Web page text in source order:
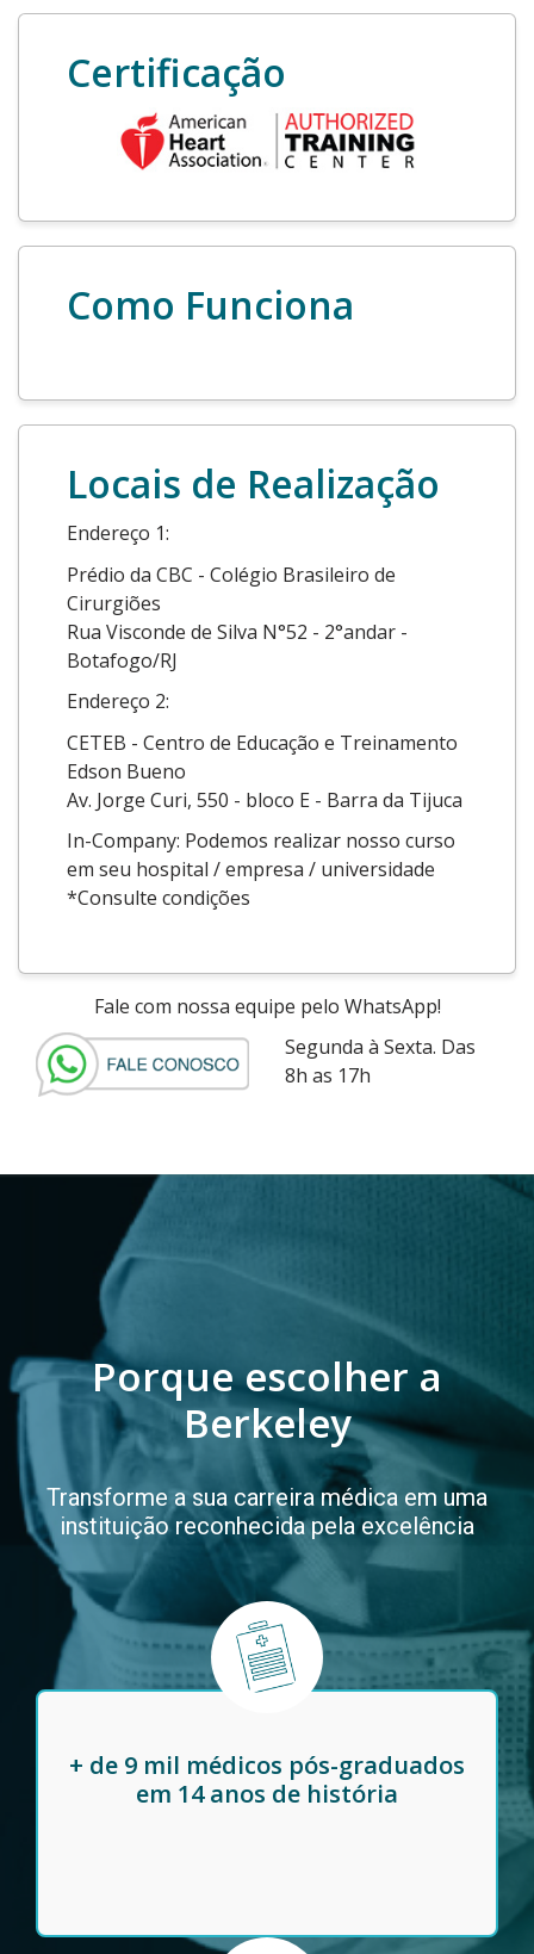
Certificação
Como Funciona
Locais de Realização
Endereço 1:
Prédio da CBC - Colégio Brasileiro de
Cirurgiões
Rua Visconde de Silva N°52 - 2°andar -
Botafogo/RJ
Endereço 2:
CETEB - Centro de Educação e Treinamento
Edson Bueno
Av. Jorge Curi, 550 - bloco E - Barra da Tijuca
In-Company: Podemos realizar nosso curso
em seu hospital / empresa / universidade
*Consulte condições
Fale com nossa equipe pelo WhatsApp!
Segunda à Sexta. Das
8h as 17h
Porque escolher a
Berkeley
Transforme a sua carreira médica em uma
instituição reconhecida pela excelência
+ de 9 mil médicos pós-graduados
em 14 anos de história